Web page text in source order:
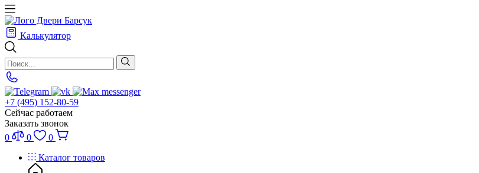
Калькулятор
+7 (495) 152-80-59
Сейчас работаем
Заказать звонок
0
0
0
Каталог товаров